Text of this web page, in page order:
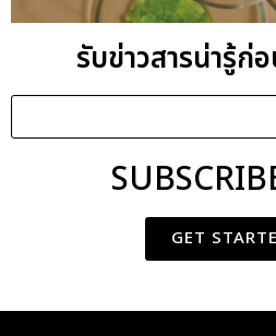
CATEGORIES
รับข่าวสารน่ารู้ก่
GET